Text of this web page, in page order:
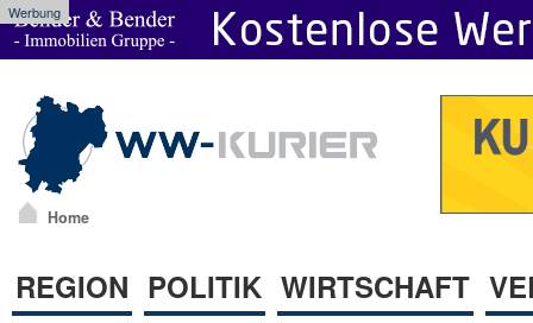
Werbung
Home
REGION POLITIK WIRTSCHAFT